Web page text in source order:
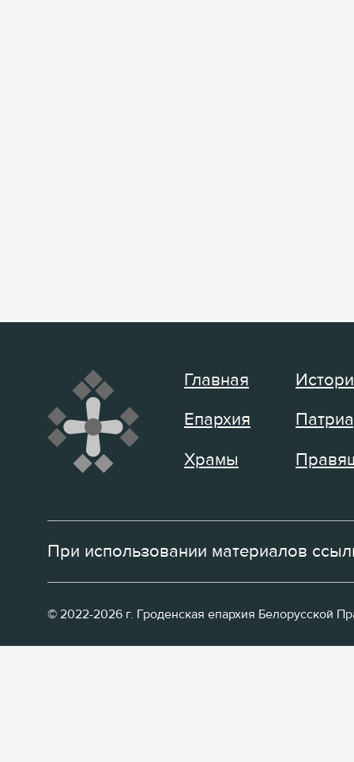
Главная
Епархия
Храмы
При использовании материалов
© 2022-2026 г. Гроденская епархия Белорусской